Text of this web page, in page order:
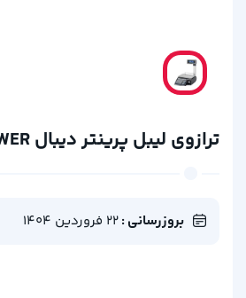
ترازوی لیبل پرینتر دیبال DIBAL TOWER
بروزرسانی :22 فروردین 1404